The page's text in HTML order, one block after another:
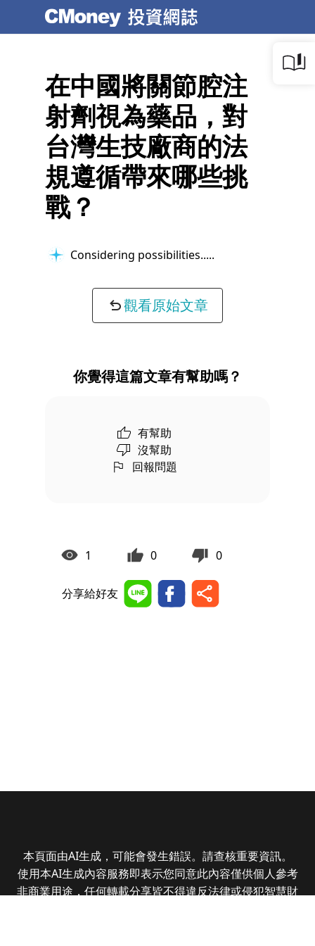
在中國將關節腔注
射劑視為藥品，對
台灣生技廠商的法
規遵循帶來哪些挑
戰？
Considering possibilities...
觀看原始文章
你覺得這篇文章有幫助嗎？
有幫助
沒幫助
回報問題
1 0 0
分享給好友
本頁面由AI生成，可能會發生錯誤。請查核重要資訊。
使用本AI生成內容服務即表示您同意此內容僅供個人參考
非商業用途，任何轉載分享皆不得違反法律或侵犯智慧財